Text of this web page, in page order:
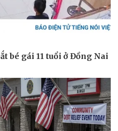
Sành điệu
Tin Công nghệ
Trải nghiệm